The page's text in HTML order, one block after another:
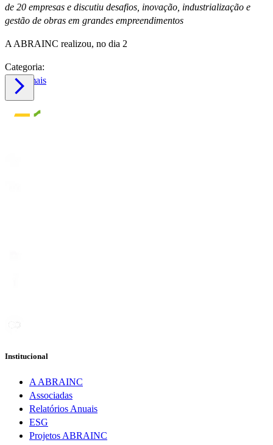
de 20 empresas e discutiu desafios, inovação, industrialização e
gestão de obras em grandes empreendimentos
A ABRAINC realizou, no dia 2
Categoria:
Saiba mais

Institucional
A ABRAINC
Associadas
Relatórios Anuais
ESG
Projetos ABRAINC